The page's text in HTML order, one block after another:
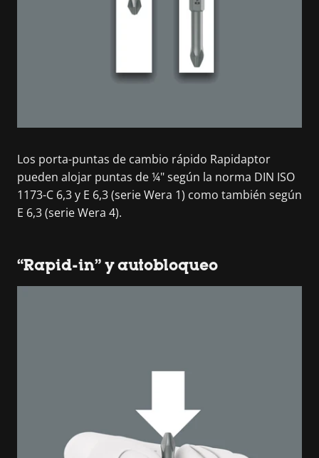
Los porta-puntas de cambio rápido Rapidaptor
pueden alojar puntas de ¼" según la norma DIN ISO
1173-C 6,3 y E 6,3 (serie Wera 1) como también según
E 6,3 (serie Wera 4).
“Rapid-in” y autobloqueo